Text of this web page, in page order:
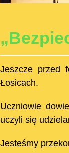
Jeszcze przed
Łosicach.
Uczniowie
uczyli się
Jesteśmy